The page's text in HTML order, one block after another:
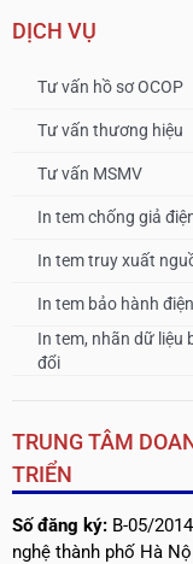
DỊCH VỤ
Tư vấn hồ sơ OCOP
Tư vấn thương hiệu
Tư vấn MSMV
In tem chống giả
In tem truy xuất
In tem bảo hành
In tem, nhãn dữ liệu
đổi
TRUNG TÂM
TRIỂN
Số đăng ký: B-05/
nghệ thành phố Hà